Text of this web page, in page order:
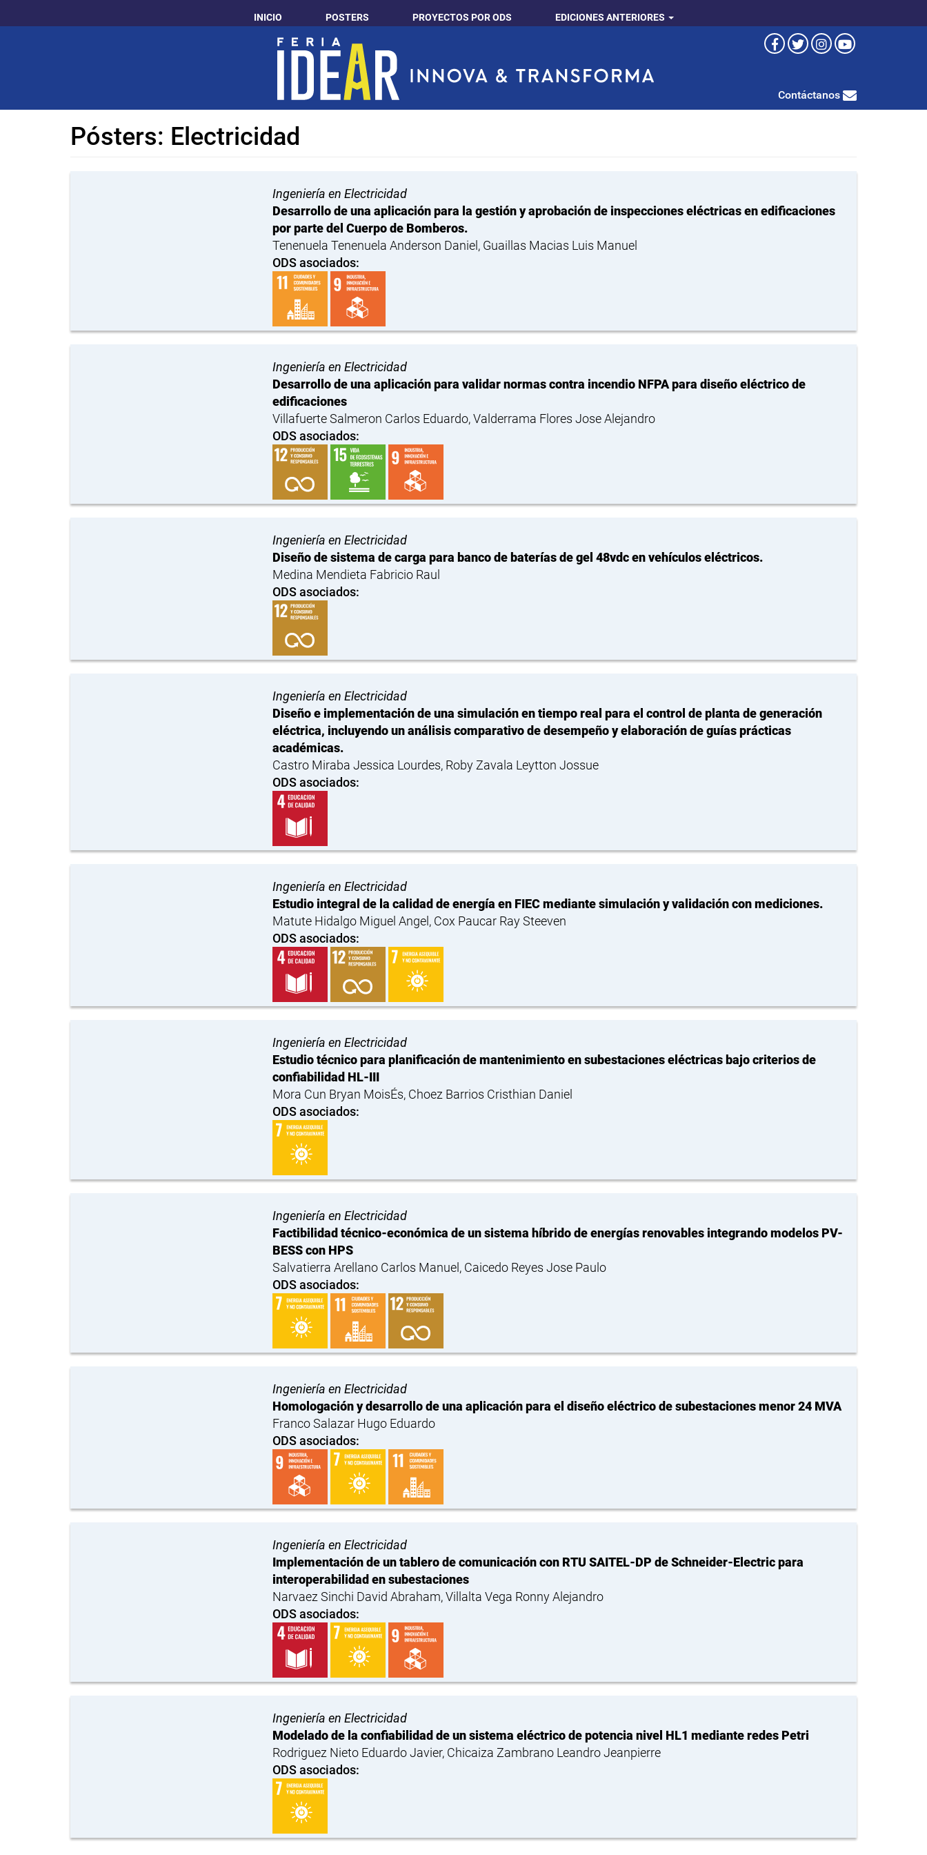
INICIO POSTERS PROYECTOS POR ODS EDICIONES ANTERIORES
Contáctanos
Pósters: Electricidad
Ingeniería en Electricidad
Desarrollo de una aplicación para la gestión y aprobación de inspecciones eléctricas en edificaciones
por parte del Cuerpo de Bomberos.
Tenenuela Tenenuela Anderson Daniel, Guaillas Macias Luis Manuel
ODS asociados:
Ingeniería en Electricidad
Desarrollo de una aplicación para validar normas contra incendio NFPA para diseño eléctrico de
edificaciones
Villafuerte Salmeron Carlos Eduardo, Valderrama Flores Jose Alejandro
ODS asociados:
Ingeniería en Electricidad
Diseño de sistema de carga para banco de baterías de gel 48vdc en vehículos eléctricos.
Medina Mendieta Fabricio Raul
ODS asociados:
Ingeniería en Electricidad
Diseño e implementación de una simulación en tiempo real para el control de planta de generación
eléctrica, incluyendo un análisis comparativo de desempeño y elaboración de guías prácticas
académicas.
Castro Miraba Jessica Lourdes, Roby Zavala Leytton Jossue
ODS asociados:
Ingeniería en Electricidad
Estudio integral de la calidad de energía en FIEC mediante simulación y validación con mediciones.
Matute Hidalgo Miguel Angel, Cox Paucar Ray Steeven
ODS asociados:
Ingeniería en Electricidad
Estudio técnico para planificación de mantenimiento en subestaciones eléctricas bajo criterios de
confiabilidad HL-III
Mora Cun Bryan MoisÉs, Choez Barrios Cristhian Daniel
ODS asociados:
Ingeniería en Electricidad
Factibilidad técnico-económica de un sistema híbrido de energías renovables integrando modelos PV-
BESS con HPS
Salvatierra Arellano Carlos Manuel, Caicedo Reyes Jose Paulo
ODS asociados:
Ingeniería en Electricidad
Homologación y desarrollo de una aplicación para el diseño eléctrico de subestaciones menor 24 MVA
Franco Salazar Hugo Eduardo
ODS asociados:
Ingeniería en Electricidad
Implementación de un tablero de comunicación con RTU SAITEL-DP de Schneider-Electric para
interoperabilidad en subestaciones
Narvaez Sinchi David Abraham, Villalta Vega Ronny Alejandro
ODS asociados:
Ingeniería en Electricidad
Modelado de la confiabilidad de un sistema eléctrico de potencia nivel HL1 mediante redes Petri
Rodriguez Nieto Eduardo Javier, Chicaiza Zambrano Leandro Jeanpierre
ODS asociados: